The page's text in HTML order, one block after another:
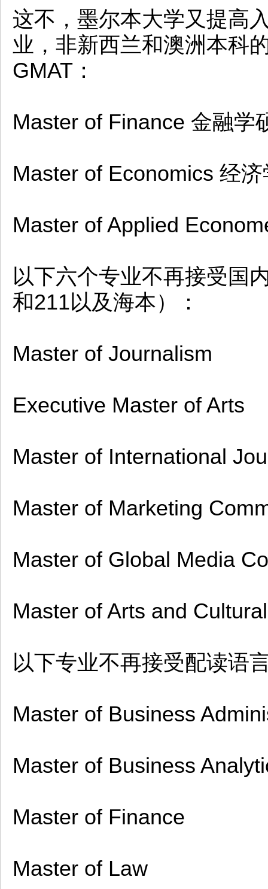
这不，墨尔本大学又提高
业，非新西兰和澳洲本科
GMAT：
Master of Finance 金融学
Master of Economics 经
Master of Applied
以下六个专业不再接受国
和211以及海本）：
Master of Journalism
Executive Master of Arts
Master of International
Master of Marketing
Master of Global Media
Master of Arts and
以下专业不再接受配读语
Master of Business
Master of Business
Master of Finance
Master of Law